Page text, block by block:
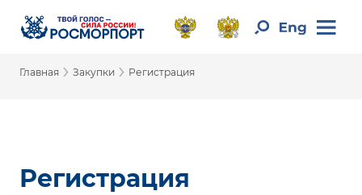
Главная › Закупки › Регистрация
Регистрация